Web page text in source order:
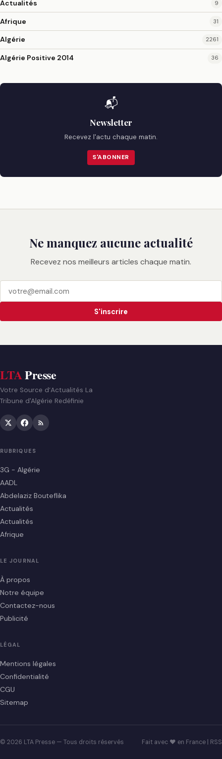
Actualités 9
Afrique 31
Algérie 2261
Algérie Positive 2014 36
📬
Newsletter
Recevez l'actu chaque matin.
S'ABONNER
Ne manquez aucune actualité
Recevez nos meilleurs articles chaque matin.
S'inscrire
LTAPresse
Votre Source d’Actualités La
Tribune d'Algérie Redéfinie
RUBRIQUES
3G - Algérie
AADL
Abdelaziz Bouteflika
Actualités
Actualités
Afrique
LE JOURNAL
À propos
Notre équipe
Contactez-nous
Publicité
LÉGAL
Mentions légales
Confidentialité
CGU
Sitemap
© 2026 LTA Presse — Tous droits réservés Fait avec ♥ en France | RSS